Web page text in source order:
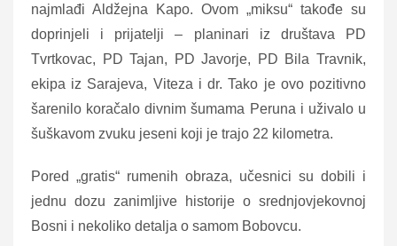
najmlađi Aldžejna Kapo. Ovom „miksu“ takođe su
doprinjeli i prijatelji – planinari iz društava PD
Tvrtkovac, PD Tajan, PD Javorje, PD Bila Travnik,
ekipa iz Sarajeva, Viteza i dr. Tako je ovo pozitivno
šarenilo koračalo divnim šumama Peruna i uživalo u
šuškavom zvuku jeseni koji je trajo 22 kilometra.
Pored „gratis“ rumenih obraza, učesnici su dobili i
jednu dozu zanimljive historije o srednjovjekovnoj
Bosni i nekoliko detalja o samom Bobovcu.